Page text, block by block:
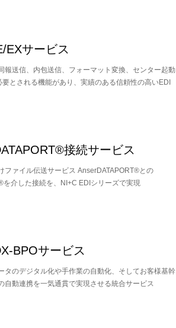
EXサービス
報送信、内包送信、フォーマット変換、センター起動
とされる機能があり、実績のある信頼性の高いEDI
接続サービス
ファイル伝送サービス AnserDATAPORT®との
介した接続を、NI+C EDIシリーズで実現
BPOサービス
タのデジタル化や手作業の自動化、そしてお客様基幹
自動連携を一気通貫で実現させる統合サービス